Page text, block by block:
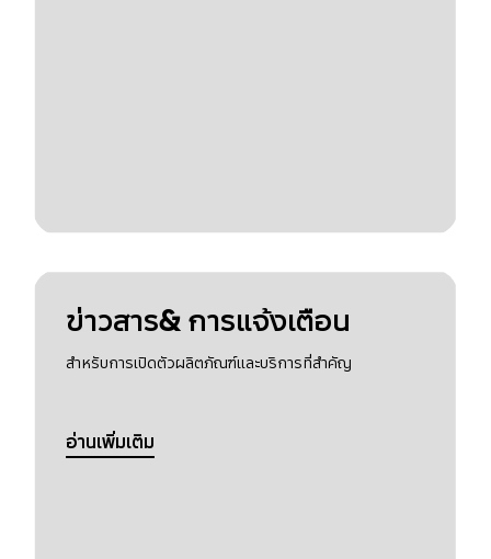
ข่าวสาร& การแจ้งเตือน
สำหรับการเปิดตัวผลิตภัณฑ์และบริการที่สำคัญ
อ่านเพิ่มเติม